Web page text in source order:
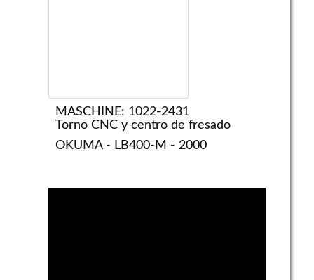
MASCHINE: 1022-2431
Torno CNC y centro de fresado
OKUMA - LB400-M - 2000